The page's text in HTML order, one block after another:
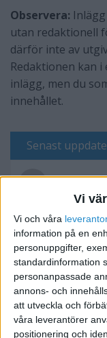
Vi
Vi och våra
information på en
personuppgifter,
standardinformation
personanpassade
annons- och
att utveckla och
våra leverantörer
positionering och
Observera:
utan redaktionell
därför inte av
Redaktionen kan
inlägg, men du
innehållet.
Senast
Mikael
Bokslut
2019-01-10